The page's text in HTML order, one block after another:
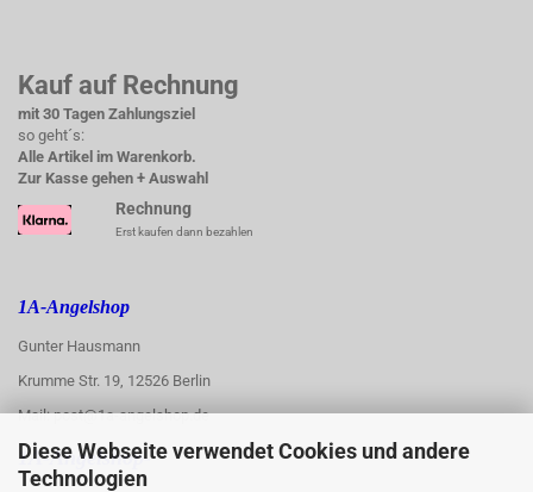
Diese Webseite verwendet Cookies und andere
Technologien
Kauf auf Rechnung
mit 30 Tagen Zahlungsziel
so geht´s:
Alle Artikel im Warenkorb.
Zur Kasse gehen + Auswahl
Rechnung
Erst kaufen dann bezahlen
1A-Angelshop
Gunter Hausmann
Krumme Str. 19, 12526 Berlin
Mail: post@1a-angelshop.de
1A-Angelshop-